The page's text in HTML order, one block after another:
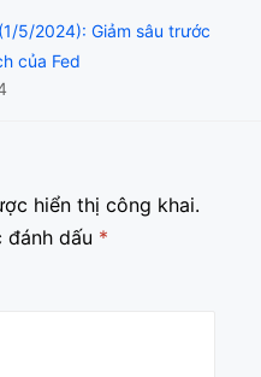
5/2024): Giảm sâu trước
của Fed
hiển thị công khai.
dấu *